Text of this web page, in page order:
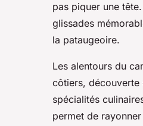
pas piquer une
glissades
la pataugeoire.
Les alentours du
côtiers, découverte
spécialités
permet de